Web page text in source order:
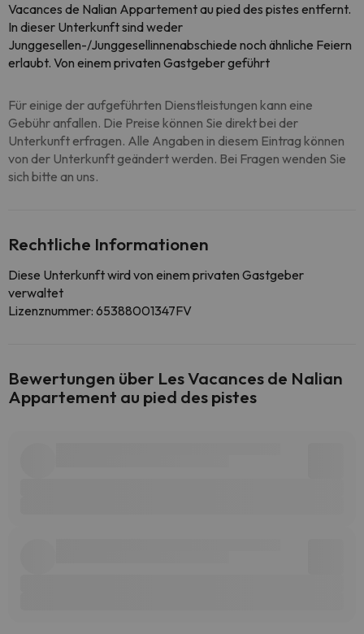
Vacances de Nalian Appartement au pied des pistes entfernt.
In dieser Unterkunft sind weder
Junggesellen-/Junggesellinnenabschiede noch ähnliche Feiern
erlaubt. Von einem privaten Gastgeber geführt
Für einige der aufgeführten Dienstleistungen kann eine
Gebühr anfallen. Die Preise können Sie direkt bei der
Unterkunft erfragen. Alle Angaben in diesem Eintrag können
von der Unterkunft geändert werden. Bei Fragen wenden Sie
sich bitte an uns.
Rechtliche Informationen
Diese Unterkunft wird von einem privaten Gastgeber
verwaltet
Lizenznummer: 65388001347FV
Bewertungen über Les Vacances de Nalian
Appartement au pied des pistes